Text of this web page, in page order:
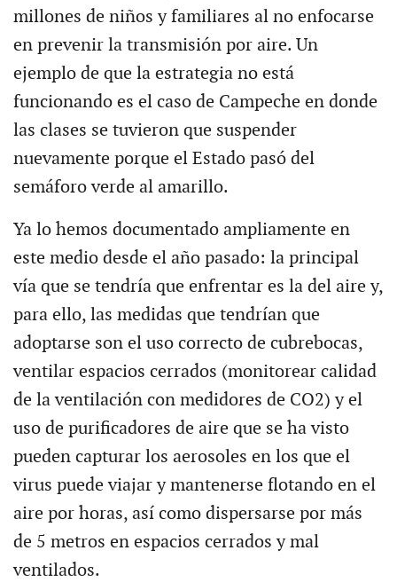
millones de niños y familiares al no enfocarse
en prevenir la transmisión por aire. Un
ejemplo de que la estrategia no está
funcionando es el caso de Campeche en donde
las clases se tuvieron que suspender
nuevamente porque el Estado pasó del
semáforo verde al amarillo.
Ya lo hemos documentado ampliamente en
este medio desde el año pasado: la principal
vía que se tendría que enfrentar es la del aire y,
para ello, las medidas que tendrían que
adoptarse son el uso correcto de cubrebocas,
ventilar espacios cerrados (monitorear calidad
de la ventilación con medidores de CO2) y el
uso de purificadores de aire que se ha visto
pueden capturar los aerosoles en los que el
virus puede viajar y mantenerse flotando en el
aire por horas, así como dispersarse por más
de 5 metros en espacios cerrados y mal
ventilados.